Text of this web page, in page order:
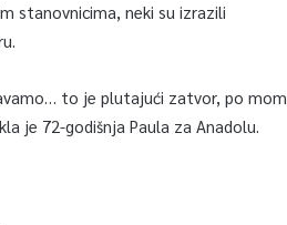
stanovnicima, neki su izrazili
to je plutajući zatvor, po mom
je 72-godišnja Paula za Anadolu.